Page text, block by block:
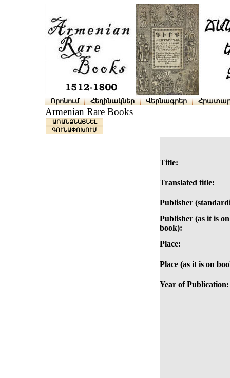
Որոնում Հեղինակներ Վերնագրեր
Armenian Rare Books
ԱՌԱՆՁՆԱՑՆԵԼ
ԳՈՒՆԱՓՈԽՈՒՄ
Title:
Translated title:
Publisher
Publisher (as it is on
book):
Place:
Place (as it is on
Year of Publication: